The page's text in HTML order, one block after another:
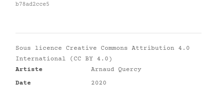
b78ad2cce5
Sous licence Creative Commons Attribution 4.0
International (CC BY 4.0)
Artiste
Arnaud Quercy
Date
2020